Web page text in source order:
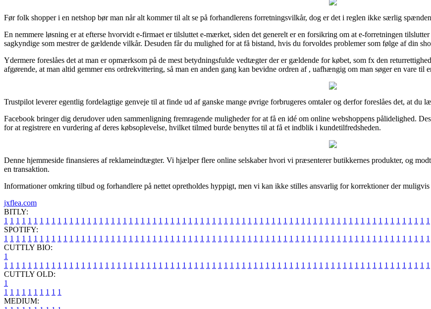
Før folk shopper i en netshop bør man når alt kommer til alt se på forhandlerens forretningsvilkår, dog er det i reglen ikke særlig
En nemmere løsning er at efterse hvorvidt e-firmaet er tilsluttet e-mærket, siden det generelt er en forsikring om at e-forretningen
sagkyndige som mestrer de gældende vilkår. Desuden får du mulighed for at få bistand, hvis du forvoldes problemer som følge af din
Ydermere foreslåes det at man er opmærksom på de mest betydningsfulde vedtægter der er gældende for købet, som fx den
afgørende, at man altid gemmer ens ordrekvittering, så man en anden gang kan bevidne ordren af , uafhængig om man søger en vare til
Trustpilot leverer egentlig fordelagtige genveje til at finde ud af ganske mange øvrige forbrugeres omtaler og derfor foreslåes det, at du
Facebook bringer dig derudover uden sammenligning fremragende muligheder for at få en idé om online webshoppens pålidelighed.
for at registrere en vurdering af deres købsoplevelse, hvilket tilmed burde benyttes til at få et indblik i kundetilfredsheden.
Denne hjemmeside finansieres af reklameindtægter. Vi hjælper flere online selskaber hvori vi præsenterer butikkernes produkter, og
en transaktion.
Informationer omkring tilbud og forhandlere på nettet opretholdes hyppigt, men vi kan ikke stilles ansvarlig for korrektioner der muligvis
jxflea.com
BITLY:
1 1 1 1 1 1 1 1 1 1 1 1 1 1 1 1 1 1 1 1 1 1 1 1 1 1 1 1 1 1 1 1 1 1 1 1 1 1 1 1 1 1 1 1 1 1 1 1 1 1 1 1 1 1 1 1 1 1 1 1 1 1 1 1 1 1 1 1 1 1 1 1
SPOTIFY:
1 1 1 1 1 1 1 1 1 1 1 1 1 1 1 1 1 1 1 1 1 1 1 1 1 1 1 1 1 1 1 1 1 1 1 1 1 1 1 1 1 1 1 1 1 1 1 1 1 1 1 1 1 1 1 1 1 1 1 1 1 1 1 1 1 1 1 1 1 1 1 1
CUTTLY BIO:
1
1 1 1 1 1 1 1 1 1 1 1 1 1 1 1 1 1 1 1 1 1 1 1 1 1 1 1 1 1 1 1 1 1 1 1 1 1 1 1 1 1 1 1 1 1 1 1 1 1 1 1 1 1 1 1 1 1 1 1 1 1 1 1 1 1 1 1 1 1 1 1 1
CUTTLY OLD:
1
1 1 1 1 1 1 1 1 1 1
MEDIUM: